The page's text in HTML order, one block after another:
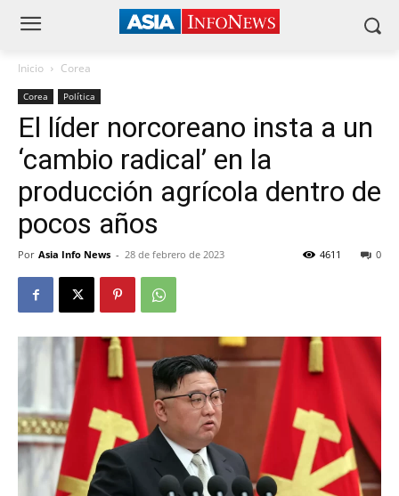
Inicio Corea
Corea Política
El líder norcoreano insta a un
‘cambio radical’ en la
producción agrícola dentro de
pocos años
Por Asia Info News - 28 de febrero de 2023 0
4611